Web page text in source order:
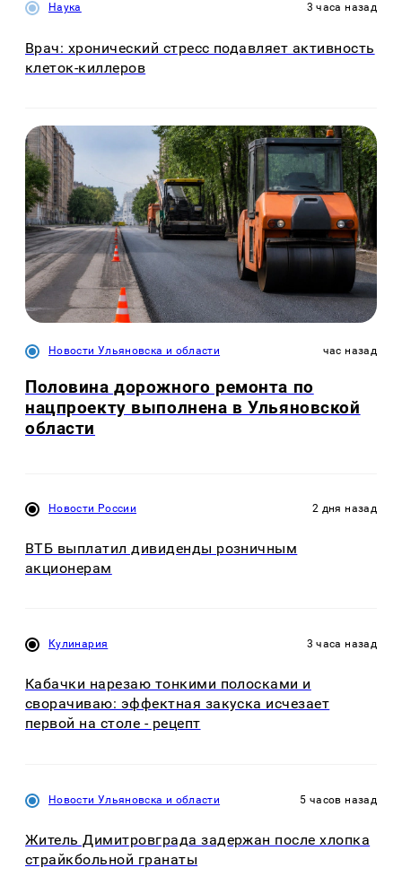
Наука 3 часа назад
Врач: хронический стресс подавляет активность
клеток-киллеров
Новости Ульяновска и области час назад
Половина дорожного ремонта по
нацпроекту выполнена в Ульяновской
области
Новости России 2 дня назад
ВТБ выплатил дивиденды розничным
акционерам
Кулинария 3 часа назад
Кабачки нарезаю тонкими полосками и
сворачиваю: эффектная закуска исчезает
первой на столе - рецепт
Новости Ульяновска и области 5 часов назад
Житель Димитровграда задержан после хлопка
страйкбольной гранаты